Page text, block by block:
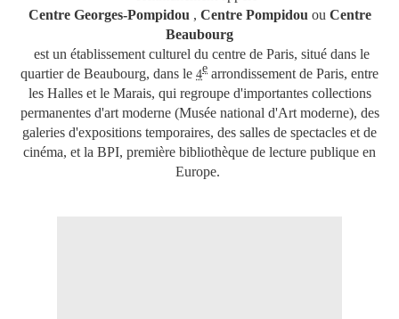
Centre Georges-Pompidou , Centre Pompidou ou Centre
Beaubourg
est un établissement culturel du centre de Paris, situé dans le
quartier de Beaubourg, dans le 4e arrondissement de Paris, entre
les Halles et le Marais, qui regroupe d'importantes collections
permanentes d'art moderne (Musée national d'Art moderne), des
galeries d'expositions temporaires, des salles de spectacles et de
cinéma, et la BPI, première bibliothèque de lecture publique en
Europe.